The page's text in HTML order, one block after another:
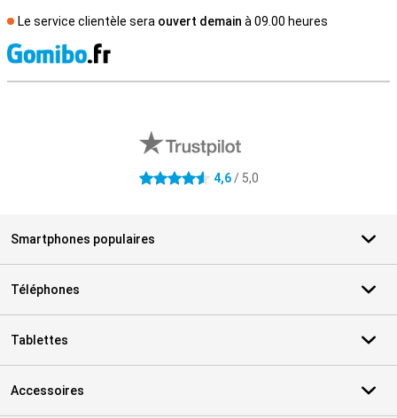
Le service clientèle sera ouvert demain à 09.00 heures
4.6 étoiles 4,6/ 5,0
Smartphones populaires
Téléphones
Tablettes
Accessoires